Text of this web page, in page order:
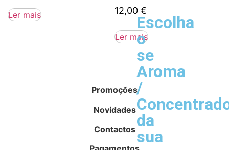
Escolha
o
se
Aroma
/
da
sua
Ler mais 12,00 €
Ler mais
Promoções
Novidades
Contactos